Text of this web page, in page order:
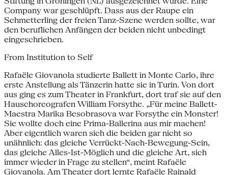
Company war geschlüpft. Dass aus der Raupe ein
Schmetterling der freien Tanz-Szene werden sollte, war
den beruflichen Anfängen der beiden nicht unbedingt
eingeschrieben.
From Institution to Self
Rafaële Giovanola studierte Ballett in Monte Carlo, ihre
erste Anstellung als Tänzerin hatte sie in Turin. Von dort
aus ging es zum Theater in Frankfurt, dort traf sie auf den
Hauschoreografen William Forsythe. „Für meine Ballett-
Maestra Marika Besobrasova war Forsythe ein Monster!
Sie wollte doch eine Prima-Ballerina aus mir machen!
Aber eigentlich waren sich die beiden gar nicht so
unähnlich: das gleiche Verrückt-Nach-Bewegung-Sein,
das gleiche Alles-Ist-Möglich und die gleiche Art, sich
immer wieder in Frage zu stellen“, meint Rafaële
Giovanola. Am Theater dort lernte Rafaële Rainald